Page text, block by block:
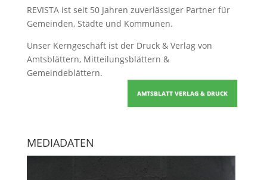
REVISTA ist seit 50 Jahren zuverlässiger Partner für
Gemeinden, Städte und Kommunen.
Unser Kerngeschäft ist der Druck & Verlag von
Amtsblättern, Mitteilungsblättern &
Gemeindeblättern.
AMTSBLATT VERLAG & DRUCK
MEDIADATEN